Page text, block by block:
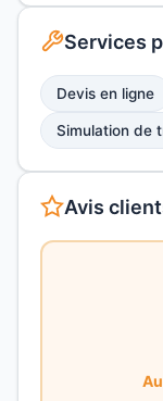
Services
Devis en ligne
Simulation de
Avis